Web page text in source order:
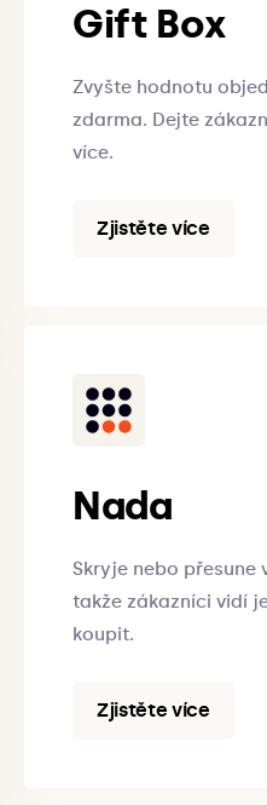
Gift Box
Zvyšte hodnotu
zdarma. Dejte
více.
Zjistěte více
Nada
Skryje nebo přesune
takže zákazníci vidí
koupit.
Zjistěte více